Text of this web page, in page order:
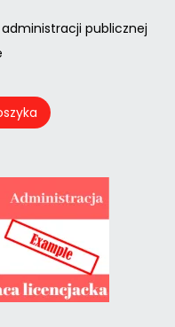
publicznej